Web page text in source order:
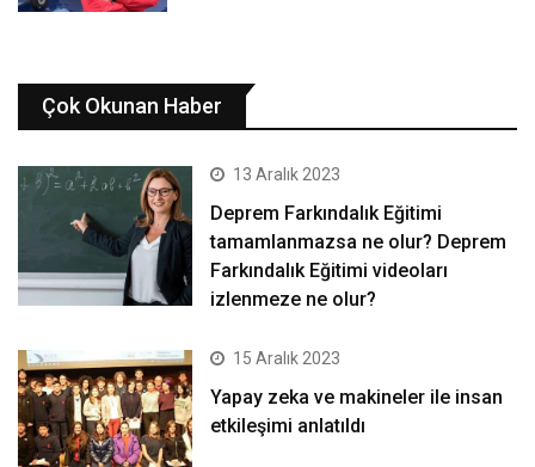
Çok Okunan Haber
13 Aralık 2023
Deprem Farkındalık Eğitimi
tamamlanmazsa ne olur? Deprem
Farkındalık Eğitimi videoları
izlenmeze ne olur?
15 Aralık 2023
Yapay zeka ve makineler ile insan
etkileşimi anlatıldı